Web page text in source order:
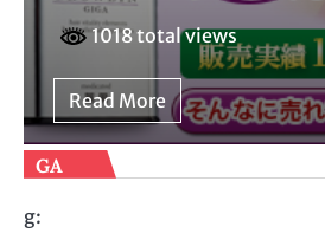
1018 total views
Read More
GA
g: